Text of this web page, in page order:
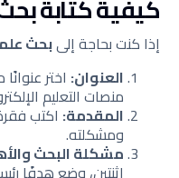
كيفية كتابة
إذا كنت بحاجة إلى بحث
العنوان:اختر عنوانًا
منصات التعليم
المقدمة:اكتب
ومشكلته.
مشكلة البحث
اثنتين، وضع هدفًا